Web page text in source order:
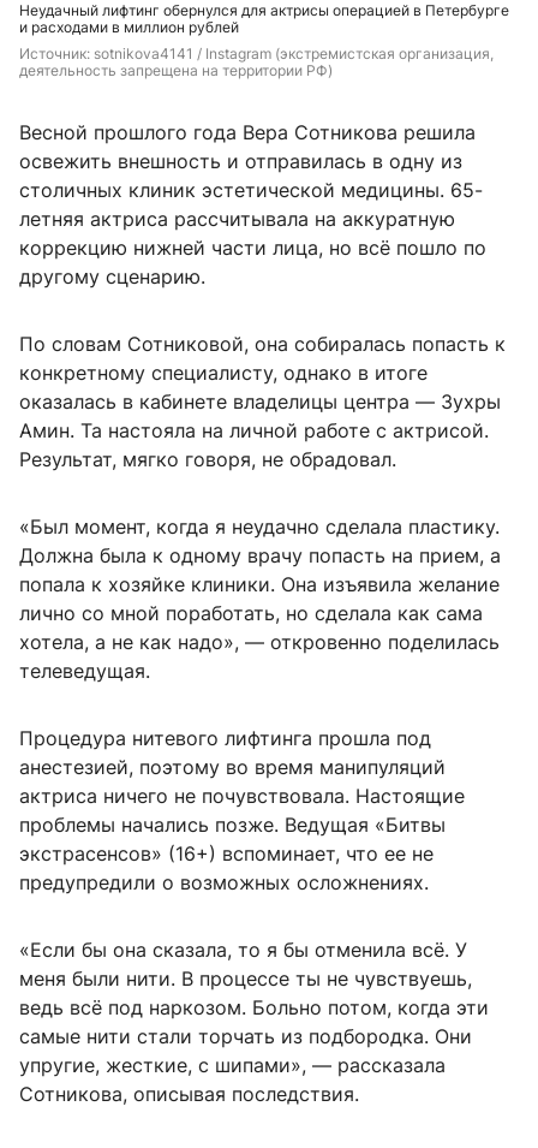
Неудачный лифтинг обернулся для актрисы операцией в Петербурге
и расходами в миллион рублей
Источник: sotnikova4141 / Instagram (экстремистская организация,
деятельность запрещена на территории РФ)
Весной прошлого года Вера Сотникова решила
освежить внешность и отправилась в одну из
столичных клиник эстетической медицины. 65-
летняя актриса рассчитывала на аккуратную
коррекцию нижней части лица, но всё пошло по
другому сценарию.
По словам Сотниковой, она собиралась попасть к
конкретному специалисту, однако в итоге
оказалась в кабинете владелицы центра — Зухры
Амин. Та настояла на личной работе с актрисой.
Результат, мягко говоря, не обрадовал.
«Был момент, когда я неудачно сделала пластику.
Должна была к одному врачу попасть на прием, а
попала к хозяйке клиники. Она изъявила желание
лично со мной поработать, но сделала как сама
хотела, а не как надо», — откровенно поделилась
телеведущая.
Процедура нитевого лифтинга прошла под
анестезией, поэтому во время манипуляций
актриса ничего не почувствовала. Настоящие
проблемы начались позже. Ведущая «Битвы
экстрасенсов» (16+) вспоминает, что ее не
предупредили о возможных осложнениях.
«Если бы она сказала, то я бы отменила всё. У
меня были нити. В процессе ты не чувствуешь,
ведь всё под наркозом. Больно потом, когда эти
самые нити стали торчать из подбородка. Они
упругие, жесткие, с шипами», — рассказала
Сотникова, описывая последствия.